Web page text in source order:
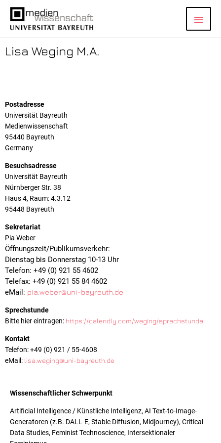
Inhalt
springen
Lisa Weging M.A.
Postadresse
Universität Bayreuth
Medienwissenschaft
95440 Bayreuth
Germany
Besuchsadresse
Universität Bayreuth
Nürnberger Str. 38
Haus 4, Raum: 4.3.12
95448 Bayreuth
Sekretariat
Pia Weber
Öffnungszeit/Publikumsverkehr:
Dienstag bis Donnerstag 10-13 Uhr
Telefon: +49 (0) 921 55 4602
Telefax: +49 (0) 921 55 84 4602
eMail: pia.weber@uni-bayreuth.de
Sprechstunde
Bitte hier eintragen: https://calendly.com/weging/sprechstunde
Kontakt
Telefon: +49 (0) 921 / 55-4608
eMail: lisa.weging@uni-bayreuth.de
Wissenschaftlicher Schwerpunkt
Artificial Intelligence / Künstliche Intelligenz, AI Text-to-Image-
Generatoren (z.B. DALL-E, Stable Diffusion, Midjourney), Critical
Data Studies, Feminist Technoscience, Intersektionaler